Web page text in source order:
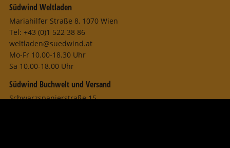
Südwind Weltladen
Mariahilfer Straße 8, 1070 Wien
Tel: +43 (0)1 522 38 86
weltladen@suedwind.at
Mo-Fr 10.00-18.30 Uhr
Sa 10.00-18.00 Uhr
Südwind Buchwelt und Versand
Schwarzspanierstraße 15